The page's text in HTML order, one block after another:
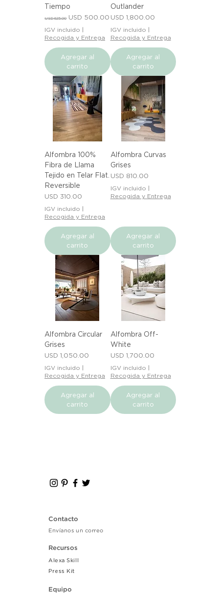
Tiempo
Precio
USD 625.00 Precio de oferta
USD 500.00
IGV incluido |
Recogida y Entrega
Agregar al
carrito
Outlander
Precio
USD 1,800.00
IGV incluido |
Recogida y Entrega
Agregar al
carrito
Alfombra 100%
Fibra de Llama
Tejido en Telar Flat.
Reversible
Precio
USD 310.00
IGV incluido
Recogida y Entrega
Agregar al
carrito
Alfombra Curvas
Grises
Precio
USD 810.00
IGV incluido
Recogida y Entrega
Agregar al
carrito
Alfombra Circular
Grises
Precio
USD 1,050.00
IGV incluido |
Recogida y Entrega
Agregar al
carrito
Alfombra Off-
White
Precio
USD 1,700.00
IGV incluido |
Recogida y Entrega
Agregar al
carrito
Contacto
Envíanos un correo
Recursos
Alexa Skill
Press Kit
Equipo